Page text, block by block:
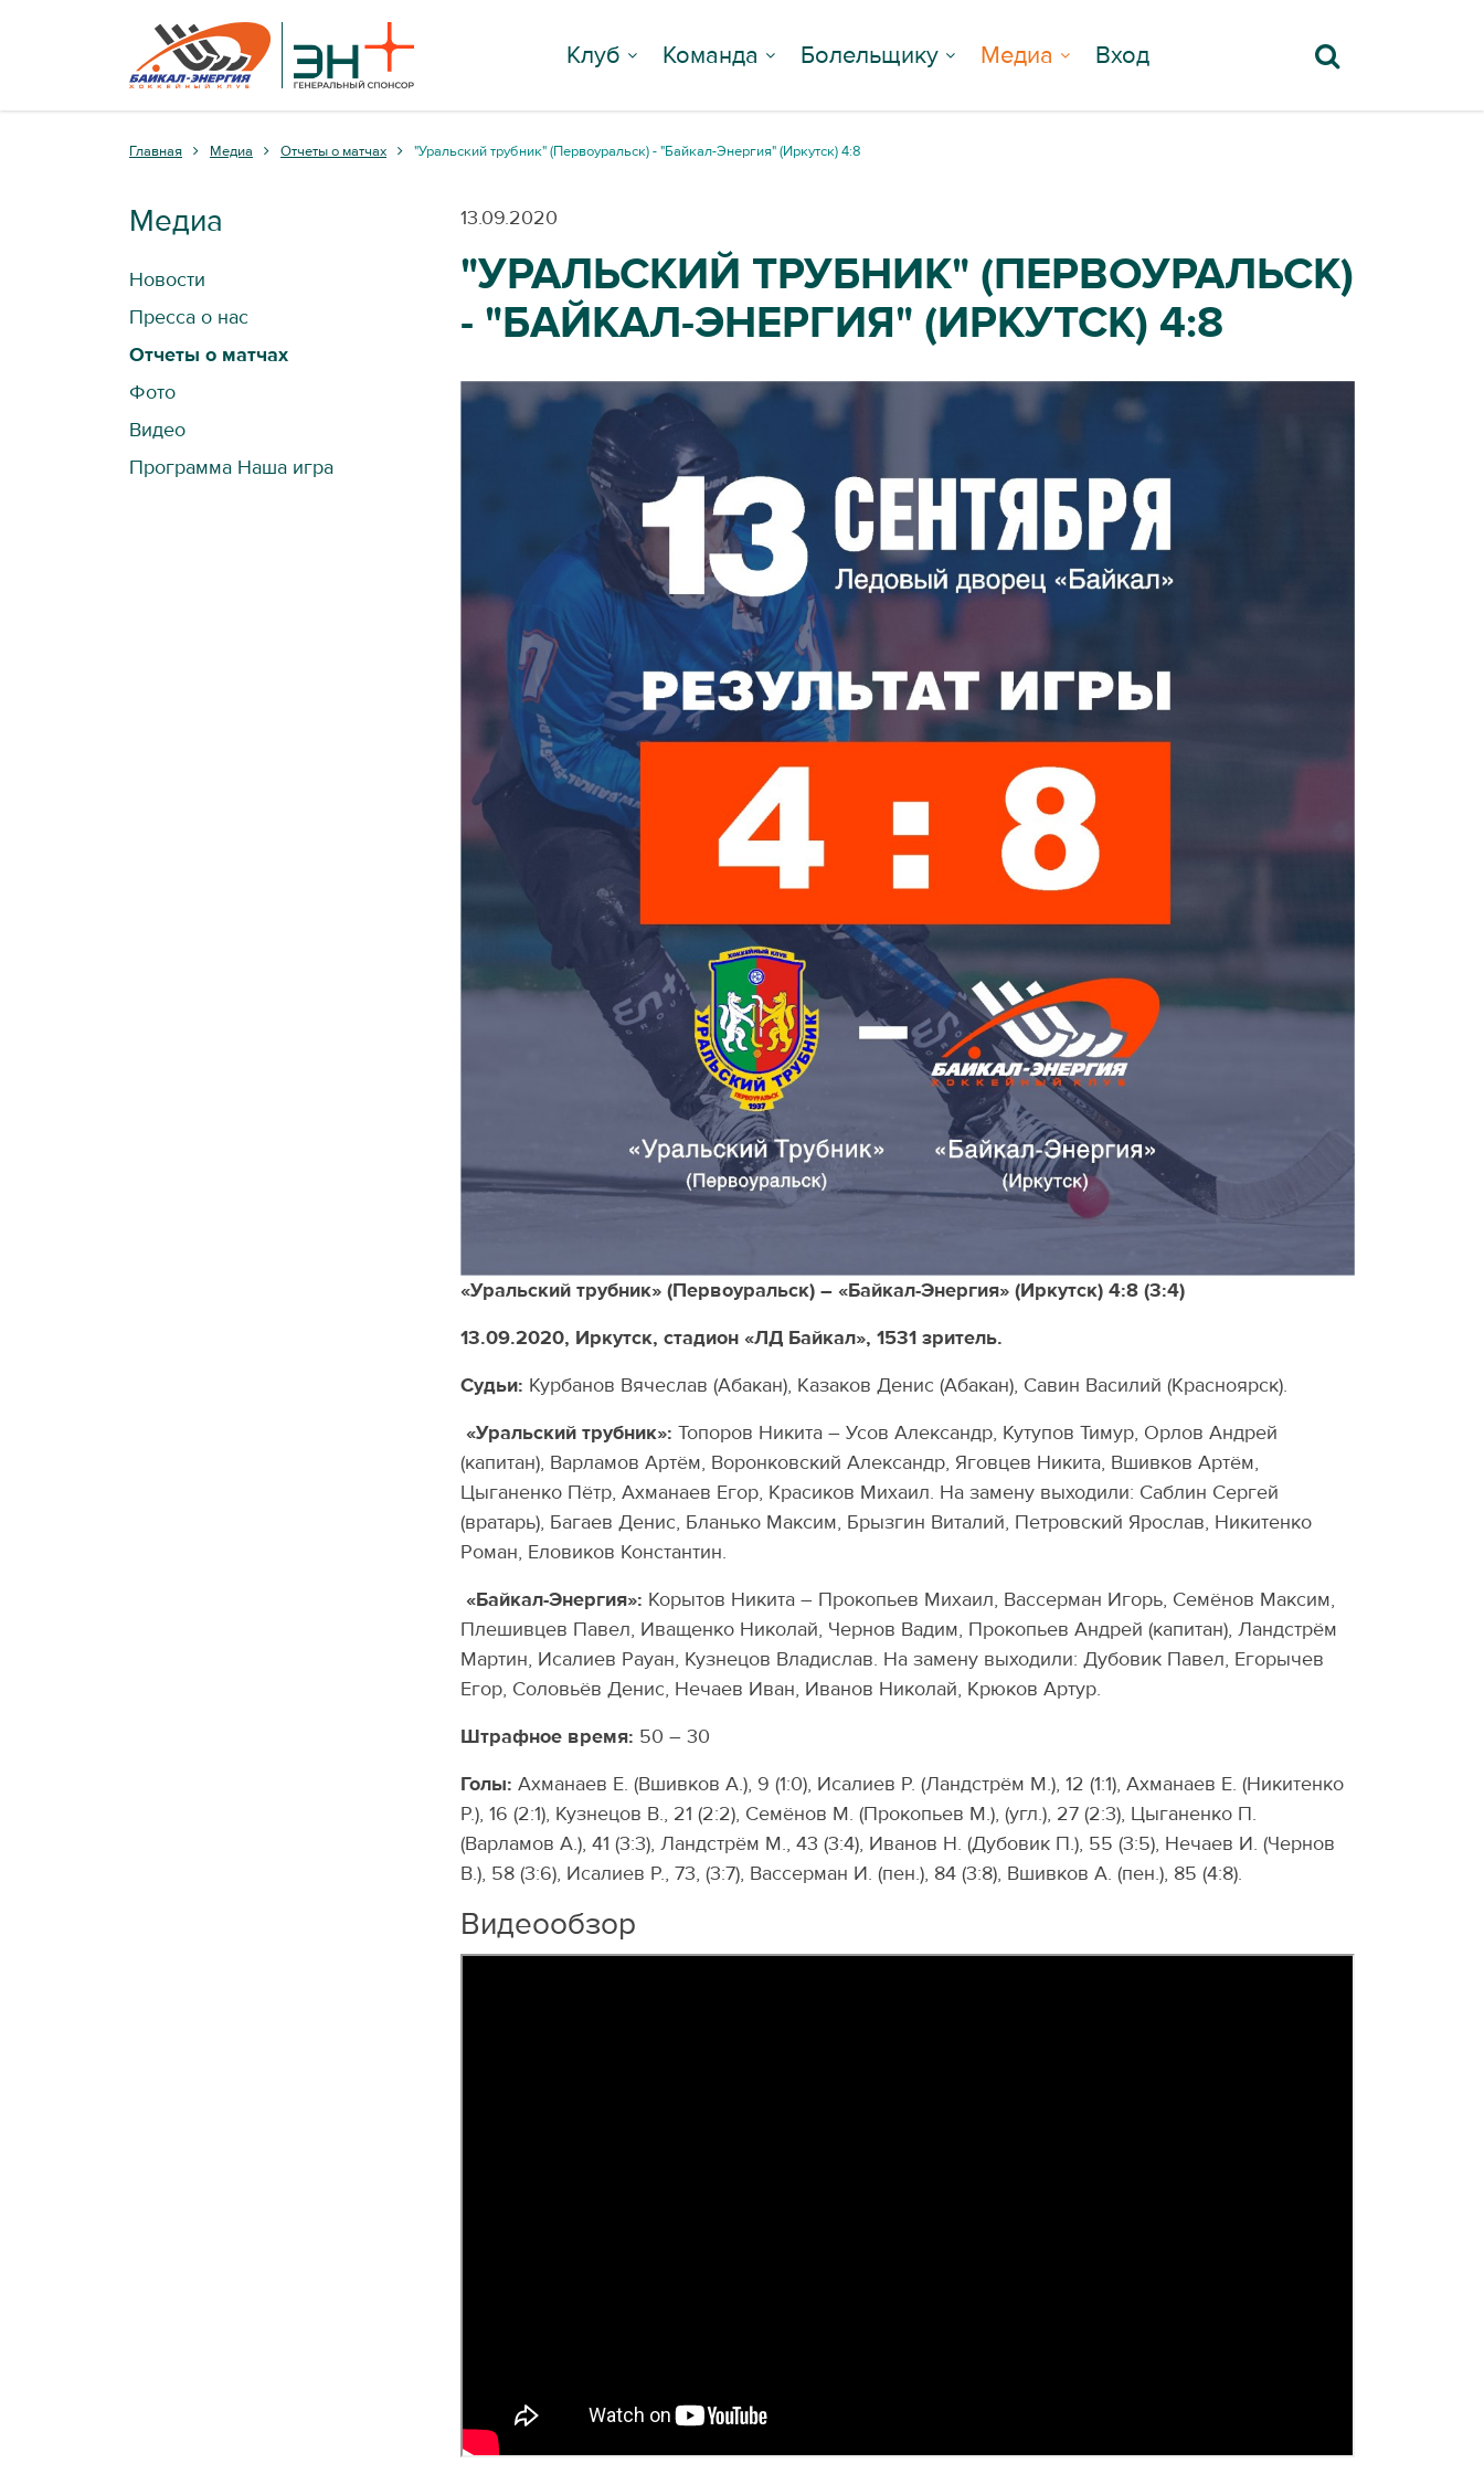
Клуб Команда Болельщику Медиа Вход
Главная Медиа Отчеты о матчах "Уральский трубник" (Первоуральск) - "Байкал-Энергия" (Иркутск) 4:8
13.09.2020
"УРАЛЬСКИЙ ТРУБНИК" (ПЕРВОУРАЛЬСК)
- "БАЙКАЛ-ЭНЕРГИЯ" (ИРКУТСК) 4:8
«Уральский трубник» (Первоуральск) – «Байкал-Энергия» (Иркутск) 4:8 (3:4)
13.09.2020, Иркутск, стадион «ЛД Байкал», 1531 зритель.
Судьи: Курбанов Вячеслав (Абакан), Казаков Денис (Абакан), Савин Василий (Красноярск).
«Уральский трубник»: Топоров Никита – Усов Александр, Кутупов Тимур, Орлов Андрей
(капитан), Варламов Артём, Воронковский Александр, Яговцев Никита, Вшивков Артём,
Цыганенко Пётр, Ахманаев Егор, Красиков Михаил. На замену выходили: Саблин Сергей
(вратарь), Багаев Денис, Бланько Максим, Брызгин Виталий, Петровский Ярослав, Никитенко
Роман, Еловиков Константин.
«Байкал-Энергия»: Корытов Никита – Прокопьев Михаил, Вассерман Игорь, Семёнов Максим,
Плешивцев Павел, Иващенко Николай, Чернов Вадим, Прокопьев Андрей (капитан), Ландстрём
Мартин, Исалиев Рауан, Кузнецов Владислав. На замену выходили: Дубовик Павел, Егорычев
Егор, Соловьёв Денис, Нечаев Иван, Иванов Николай, Крюков Артур.
Штрафное время: 50 – 30
Голы: Ахманаев Е. (Вшивков А.), 9 (1:0), Исалиев Р. (Ландстрём М.), 12 (1:1), Ахманаев Е. (Никитенко
Р.), 16 (2:1), Кузнецов В., 21 (2:2), Семёнов М. (Прокопьев М.), (угл.), 27 (2:3), Цыганенко П.
(Варламов А.), 41 (3:3), Ландстрём М., 43 (3:4), Иванов Н. (Дубовик П.), 55 (3:5), Нечаев И. (Чернов
В.), 58 (3:6), Исалиев Р., 73, (3:7), Вассерман И. (пен.), 84 (3:8), Вшивков А. (пен.), 85 (4:8).
Видеообзор
Медиа
Новости
Пресса о нас
Отчеты о матчах
Фото
Видео
Программа Наша игра